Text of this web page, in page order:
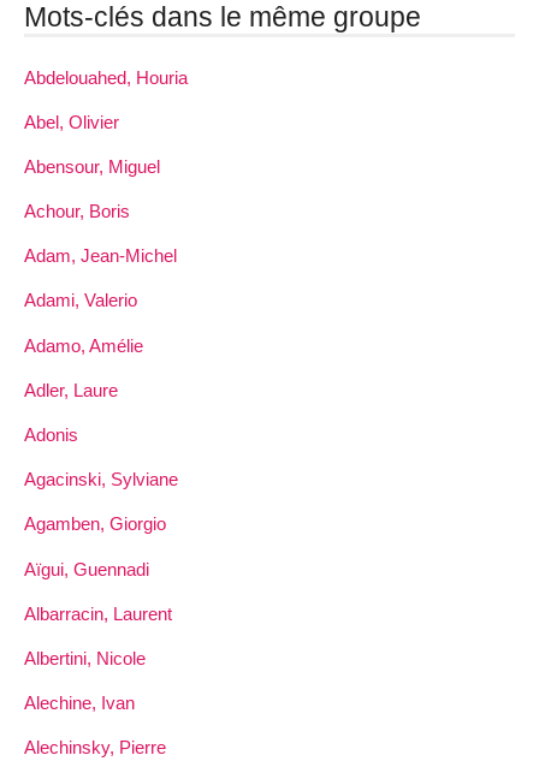
Mots-clés dans le même groupe
Abdelouahed, Houria
Abel, Olivier
Abensour, Miguel
Achour, Boris
Adam, Jean-Michel
Adami, Valerio
Adamo, Amélie
Adler, Laure
Adonis
Agacinski, Sylviane
Agamben, Giorgio
Aïgui, Guennadi
Albarracin, Laurent
Albertini, Nicole
Alechine, Ivan
Alechinsky, Pierre